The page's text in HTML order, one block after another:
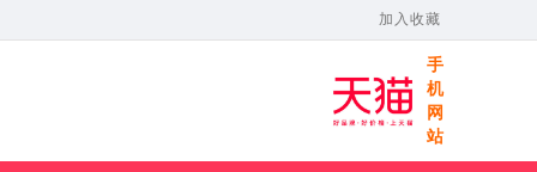
加入收藏
手
机
网
站